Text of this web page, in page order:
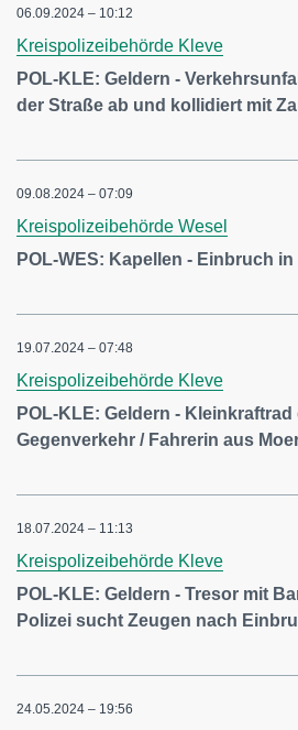
06.09.2024 – 10:12
Kreispolizeibehörde Kleve
POL-KLE: Geldern -
der Straße ab und kollidiert mit
09.08.2024 – 07:09
Kreispolizeibehörde Wesel
POL-WES: Kapellen - Einbruch
19.07.2024 – 07:48
Kreispolizeibehörde Kleve
POL-KLE: Geldern - Kleinkraftrad
Gegenverkehr / Fahrerin aus
18.07.2024 – 11:13
Kreispolizeibehörde Kleve
POL-KLE: Geldern - Tresor mit
Polizei sucht Zeugen nach
24.05.2024 – 19:56